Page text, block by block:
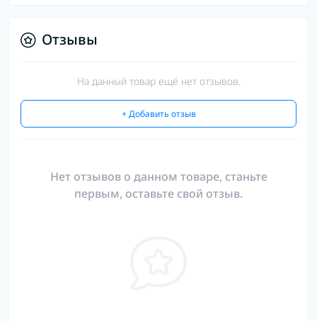
Отзывы
На данный товар ещё нет отзывов.
+ Добавить отзыв
Нет отзывов о данном товаре, станьте
первым, оставьте свой отзыв.